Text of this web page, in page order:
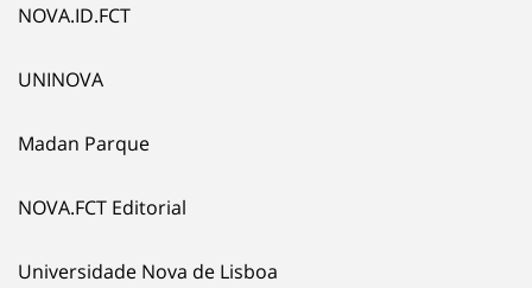
NOVA.ID.FCT
UNINOVA
Madan Parque
NOVA.FCT Editorial
Universidade Nova de Lisboa